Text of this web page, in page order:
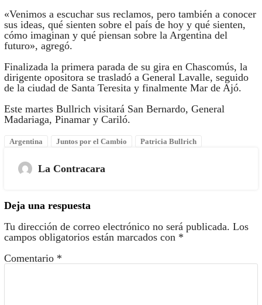
«Venimos a escuchar sus reclamos, pero también a conocer
sus ideas, qué sienten sobre el país de hoy y qué sienten,
cómo imaginan y qué piensan sobre la Argentina del
futuro», agregó.
Finalizada la primera parada de su gira en Chascomús, la
dirigente opositora se trasladó a General Lavalle, seguido
de la ciudad de Santa Teresita y finalmente Mar de Ajó.
Este martes Bullrich visitará San Bernardo, General
Madariaga, Pinamar y Cariló.
Argentina Juntos por el Cambio Patricia Bullrich
La Contracara
Deja una respuesta
Tu dirección de correo electrónico no será publicada. Los
campos obligatorios están marcados con *
Comentario *